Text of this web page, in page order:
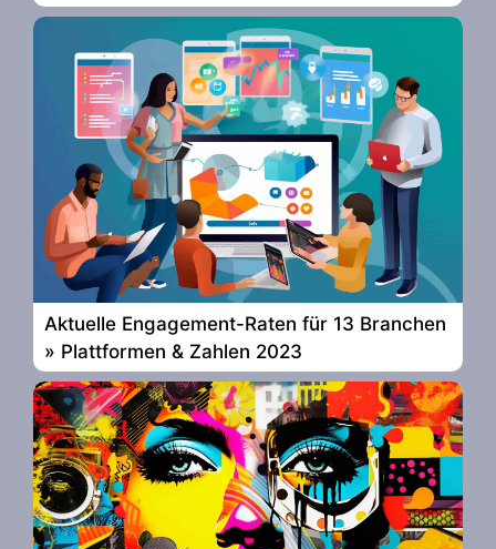
Aktuelle Engagement-Raten für 13 Branchen
» Plattformen & Zahlen 2023